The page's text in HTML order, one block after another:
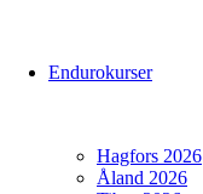
Endurokurser
Hagfors 2026
Åland 2026